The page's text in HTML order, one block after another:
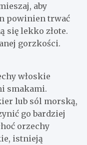
aby
powinien trwać
się lekko złote.
gorzkości.
włoskie
smakami.
lub sól morską,
go bardziej
orzechy
istnieją